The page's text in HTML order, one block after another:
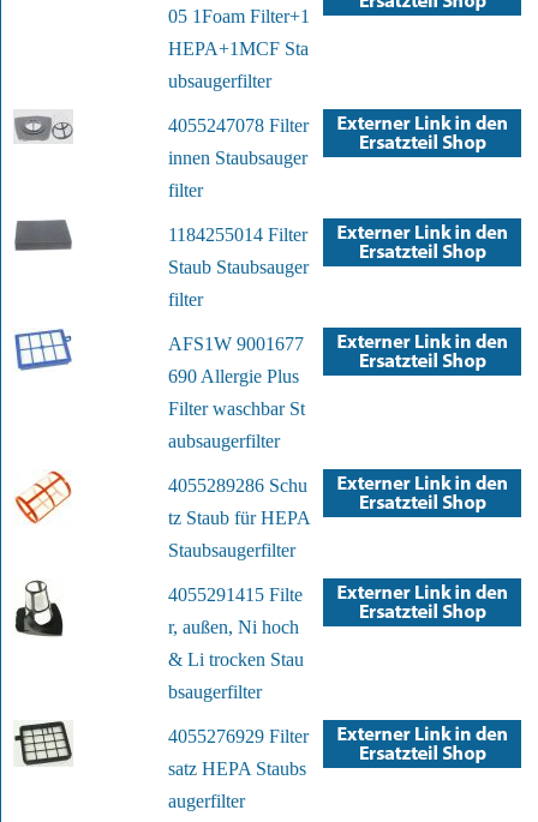
05 1Foam Filter+1
HEPA+1MCF Sta
ubsaugerfilter
4055247078 Filter
innen Staubsauger
filter
1184255014 Filter
Staub Staubsauger
filter
AFS1W 9001677
690 Allergie Plus
Filter waschbar St
aubsaugerfilter
4055289286 Schu
tz Staub für HEPA
Staubsaugerfilter
4055291415 Filte
r, außen, Ni hoch
& Li trocken Stau
bsaugerfilter
4055276929 Filter
satz HEPA Staubs
augerfilter